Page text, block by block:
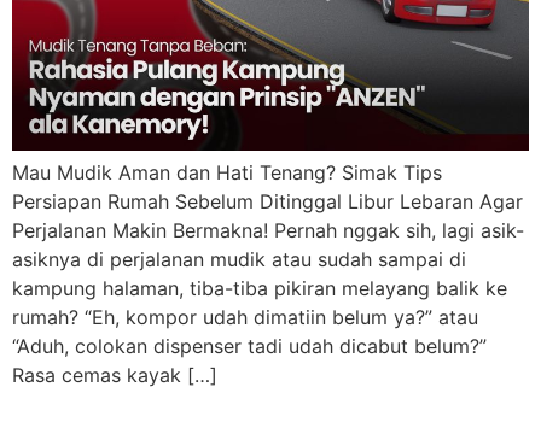
Mau Mudik Aman dan Hati Tenang? Simak Tips
Persiapan Rumah Sebelum Ditinggal Libur Lebaran Agar
Perjalanan Makin Bermakna! Pernah nggak sih, lagi asik-
asiknya di perjalanan mudik atau sudah sampai di
kampung halaman, tiba-tiba pikiran melayang balik ke
rumah? “Eh, kompor udah dimatiin belum ya?” atau
“Aduh, colokan dispenser tadi udah dicabut belum?”
Rasa cemas kayak […]